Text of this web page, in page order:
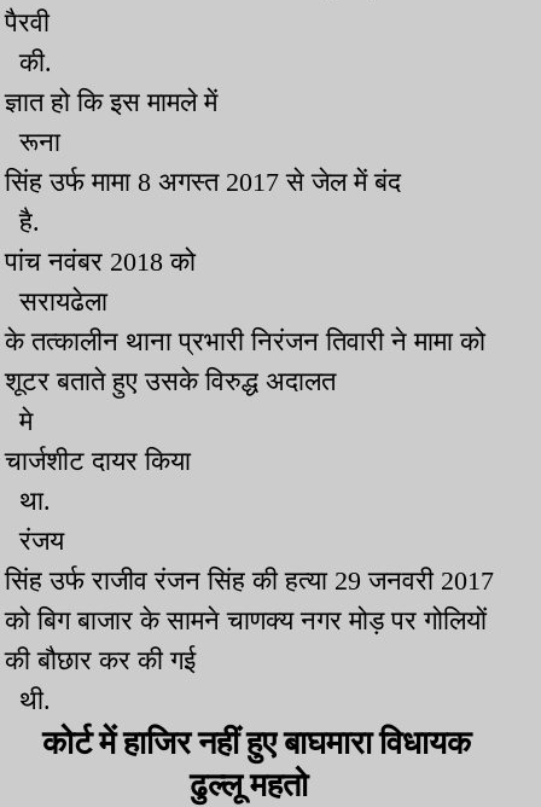
पैरवी
की.
ज्ञात हो कि इस मामले में
रूना
सिंह उर्फ मामा 8 अगस्त 2017 से जेल में बंद
है.
पांच नवंबर 2018 को
सरायढेला
के तत्कालीन थाना प्रभारी निरंजन तिवारी ने मामा को
शूटर बताते हुए उसके विरुद्ध अदालत
मे
चार्जशीट दायर किया
था.
रंजय
सिंह उर्फ राजीव रंजन सिंह की हत्या 29 जनवरी 2017
को बिग बाजार के सामने चाणक्य नगर मोड़ पर गोलियों
की बौछार कर की गई
थी.
कोर्ट में हाजिर नहीं हुए बाघमारा विधायक
ढुल्लू महतो